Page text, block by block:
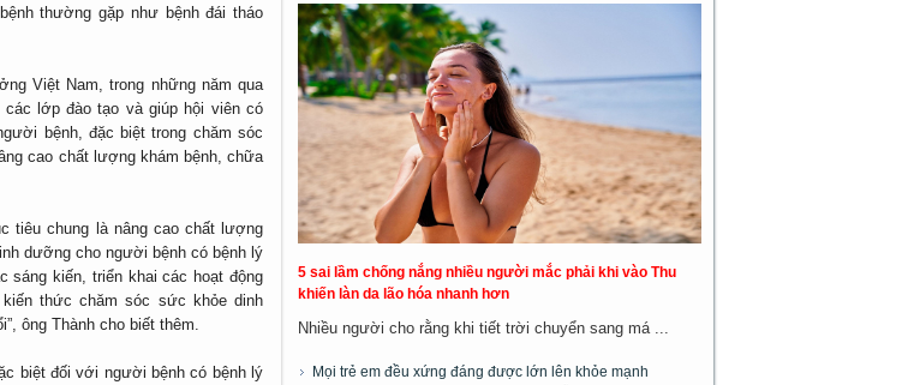
thường gặp như bệnh đái tháo
Việt Nam, trong những năm qua
lớp đào tạo và giúp hội viên có
bệnh, đặc biệt trong chăm sóc
cao chất lượng khám bệnh, chữa
tiêu chung là nâng cao chất lượng
dưỡng cho người bệnh có bệnh lý
sáng kiến, triển khai các hoạt động
thức chăm sóc sức khỏe dinh
ông Thành cho biết thêm.
biệt đối với người bệnh có bệnh lý
5 sai lầm chống nắng nhiều người mắc phải khi vào Thu
khiến làn da lão hóa nhanh hơn
Nhiều người cho rằng khi tiết trời chuyển sang má ...
Mọi trẻ em đều xứng đáng được lớn lên khỏe mạnh